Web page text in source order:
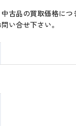
古品の買取価格につ
い合せ下さい。